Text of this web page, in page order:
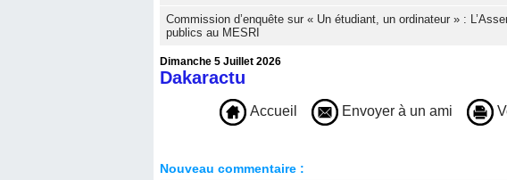
Commission d’enquête sur « Un étudiant, un ordinateur » :
publics au MESRI
Dimanche 5 Juillet 2026
Dakaractu
Accueil Envoyer à un ami
Nouveau commentaire :